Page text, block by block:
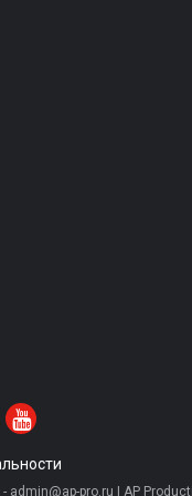
admin@ap-pro.ru | AP